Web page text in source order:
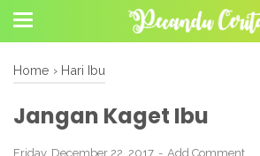
Home › Hari Ibu
Jangan Kaget Ibu
Friday, December 22, 2017 Add Comment